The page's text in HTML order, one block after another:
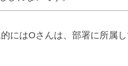
にはOさんは、部署に所属